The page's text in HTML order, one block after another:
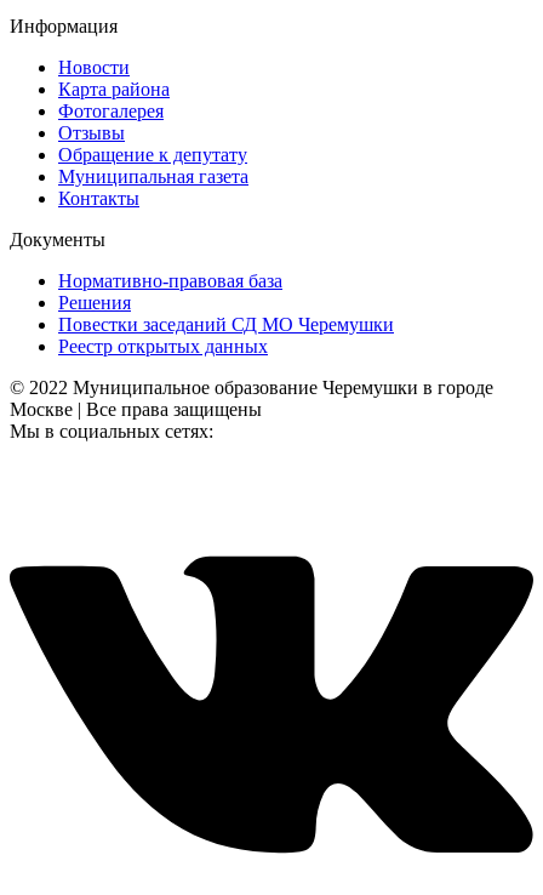
Информация
Новости
Карта района
Фотогалерея
Отзывы
Обращение к депутату
Муниципальная газета
Контакты
Документы
Нормативно-правовая база
Решения
Повестки заседаний СД МО Черемушки
Реестр открытых данных
© 2022 Муниципальное образование Черемушки в городе
Москве | Все права защищены
Мы в социальных сетях: